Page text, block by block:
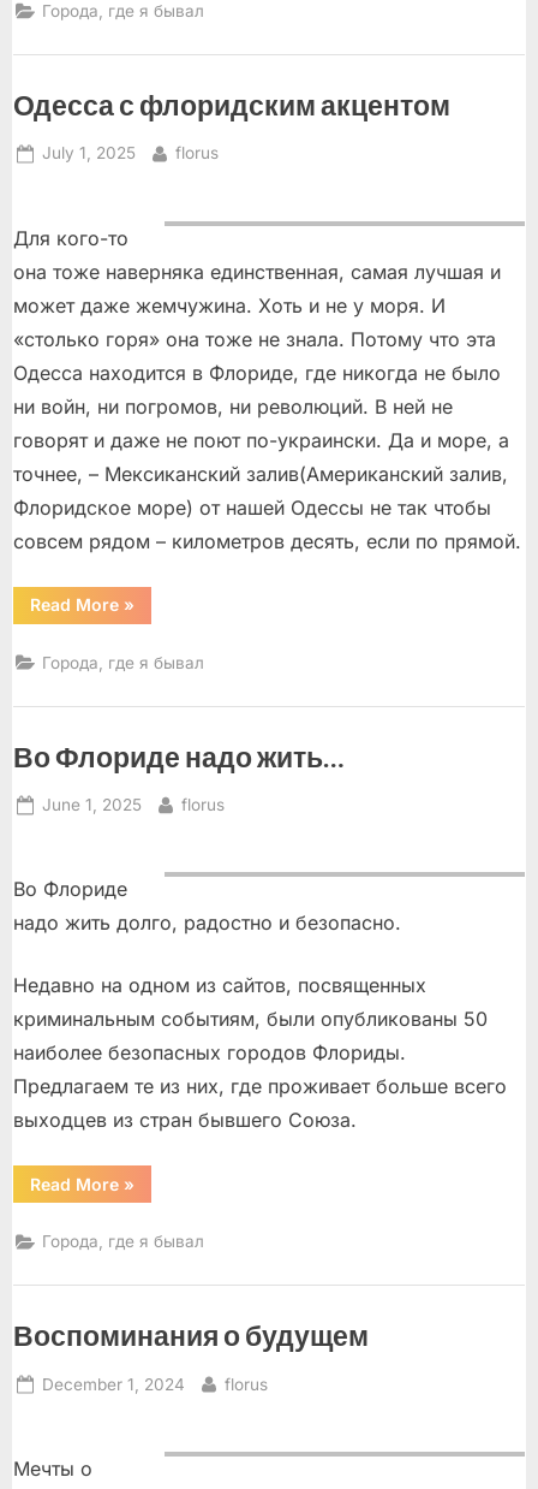
портит”
Города, где я бывал
Одесса с флоридским акцентом
Posted
July 1, 2025 By
florus
Для кого-то
она тоже наверняка единственная, самая лучшая и
может даже жемчужина. Хоть и не у моря. И
«столько горя» она тоже не знала. Потому что эта
Одесса находится в Флориде, где никогда не было
ни войн, ни погромов, ни революций. В ней не
говорят и даже не поют по-украински. Да и морe, a
точнее, – Мексиканский залив(Американский залив,
Флоридское море) от нашей Одессы не так чтобы
совсем рядом – километров десять, если по прямой.
Read More“Одесса
с
акцентом”
»
Города, где я бывал
Во Флориде надо жить…
Posted
June 1, 2025 By
florus
Во Флориде
надо жить долго, радостно и безопасно.
Недавно на одном из сайтов, посвященных
криминальным событиям, были опубликованы 50
наиболее безопасных городов Флориды.
Предлагаем те из них, где проживает больше всего
выходцев из стран бывшего Союза.
Read More“Во
Флориде
жить…”
»
Города, где я бывал
Воспоминания о будущем
Posted
December 1, 2024 By
florus
Мечты о